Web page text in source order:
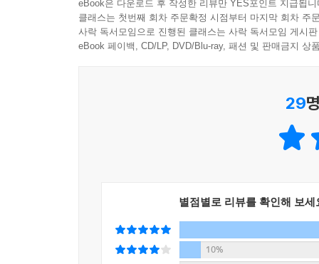
--- p.168, 「녹색광선 대표 박소정」 중에서
워낙 이런저런 분야에 관심이 많아서 항상 ‘뭔가
는 것이 중요하다고 생각해서 웬만하면 뭐든지
--- p.180~181, 「더워터멜론 대표 우승우」 중에서
문 연주자 꿈나무로 인지하고 훈련하며 미래의
삶을 살면서 몸과 마음에 각인된 습관과 믿음 체
--- p.204, 「갤러리A 대표 오아영」 중에서
그러다 보니 재밌는 일도 벌어진다. 본명보다 가
페이스북 팔로워 수는 3,000명에 육박한다. 김진
기자로서가 아니라 인플루언서로서 요청받았다.
찾아다니는 일, 크로키 수업을 듣는 일, 아내와
그들의 업에 개입하기도 하고, 그들에게 또 다
eBook은 다운로드 후 작성한 리뷰만 YES포인트 지급됩니
클래스는 첫번째 회차 주문확정 시점부터 마지막 회차 주
사락 독서모임으로 진행된 클래스는 사락 독서모임 게시
eBook 페이백, CD/LP, DVD/Blu-ray, 패션 및 판매금지 상
29
별점별로 리뷰를 확인해 보세
10%